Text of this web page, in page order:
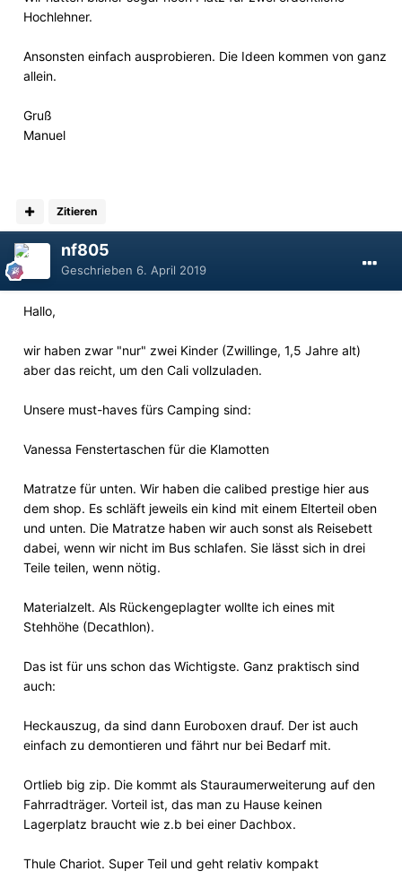
Hochlehner.
Ansonsten einfach ausprobieren. Die Ideen kommen von ganz
allein.
Gruß
Manuel
Zitieren
nf805
Geschrieben 6. April 2019
Hallo,
wir haben zwar "nur" zwei Kinder (Zwillinge, 1,5 Jahre alt)
aber das reicht, um den Cali vollzuladen.
Unsere must-haves fürs Camping sind:
Vanessa Fenstertaschen für die Klamotten
Matratze für unten. Wir haben die calibed prestige hier aus
dem shop. Es schläft jeweils ein kind mit einem Elterteil oben
und unten. Die Matratze haben wir auch sonst als Reisebett
dabei, wenn wir nicht im Bus schlafen. Sie lässt sich in drei
Teile teilen, wenn nötig.
Materialzelt. Als Rückengeplagter wollte ich eines mit
Stehhöhe (Decathlon).
Das ist für uns schon das Wichtigste. Ganz praktisch sind
auch:
Heckauszug, da sind dann Euroboxen drauf. Der ist auch
einfach zu demontieren und fährt nur bei Bedarf mit.
Ortlieb big zip. Die kommt als Stauraumerweiterung auf den
Fahrradträger. Vorteil ist, das man zu Hause keinen
Lagerplatz braucht wie z.b bei einer Dachbox.
Thule Chariot. Super Teil und geht relativ kompakt